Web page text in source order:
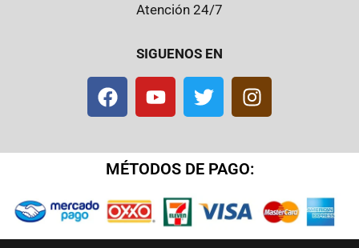
Atención 24/7
SIGUENOS EN
MÉTODOS DE PAGO: